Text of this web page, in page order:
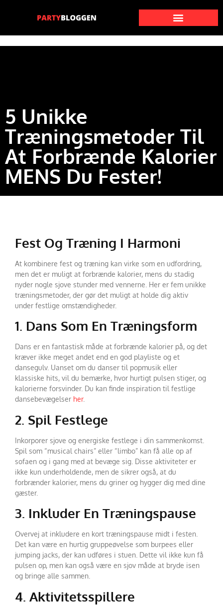
5 Unikke
Træningsmetoder Til
At Forbrænde Kalorier
MENS Du Fester!
Fest Og Træning I Harmoni
At kombinere fest og træning kan virke som en udfordring,
men det er muligt at forbrænde kalorier, mens du stadig
nyder nogle sjove stunder med vennerne. Her er fem unikke
træningsmetoder, der gør det muligt at holde dig aktiv
under festlige omstændigheder.
1. Dans Som En Træningsform
Dans er en fantastisk måde at forbrænde kalorier på, og det
kræver ikke meget andet end en god playliste og et
dansegulv. Uanset om du danser til popmusik eller
klassiske hits, vil du bemærke, hvor hurtigt pulsen stiger, og
kalorierne forsvinder. Du kan finde inspiration til festlige
dansebevægelser her.
2. Spil Festlege
Inkorporer sjove og energiske festlege i din sammenkomst.
Spil som “musical chairs” eller “limbo” kan få alle op af
sofaen og i gang med at bevæge sig. Disse aktiviteter er
ikke kun underholdende, men de sikrer også, at du
forbrænder kalorier, mens du griner og hygger dig med dine
gæster.
3. Inkluder En Træningspause
Overvej at inkludere en kort træningspause midt i festen.
Det kan være en hurtig gruppeøvelse som burpees eller
jumping jacks, der kan udføres i stuen. Dette vil ikke kun få
pulsen op, men kan også være en sjov måde at bryde isen
og bringe alle sammen.
4. Aktivitetsspillere